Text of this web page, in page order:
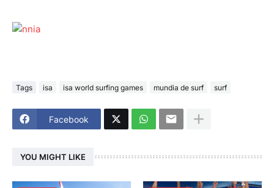
Tags isa isa world surfing games mundia de surf surf
Facebook
YOU MIGHT LIKE